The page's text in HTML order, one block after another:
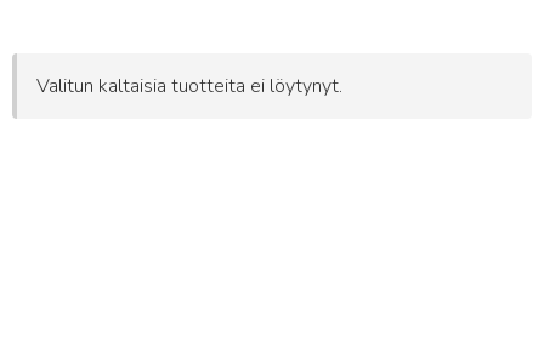
Valitun kaltaisia tuotteita ei löytynyt.